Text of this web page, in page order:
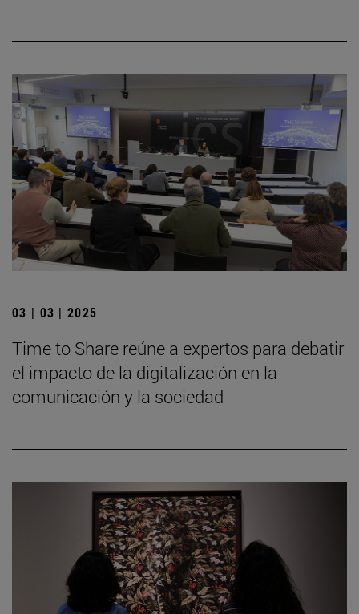
03 | 03 | 2025
Time to Share reúne a expertos para debatir
el impacto de la digitalización en la
comunicación y la sociedad